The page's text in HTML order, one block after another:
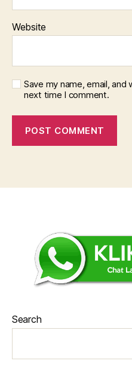
Website
Save my name, email,
next time I comment.
Search